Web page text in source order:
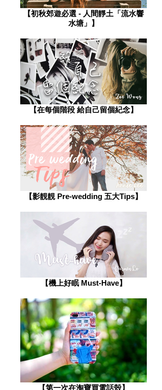
【初秋郊遊必選 - 人間靜土「流水響
水塘」】
【在每個階段 給自己留個紀念】
【影靚靚 Pre-wedding 五大Tips】
【機上好眠 Must-Have】
【第一次在淘寶買電話殼】